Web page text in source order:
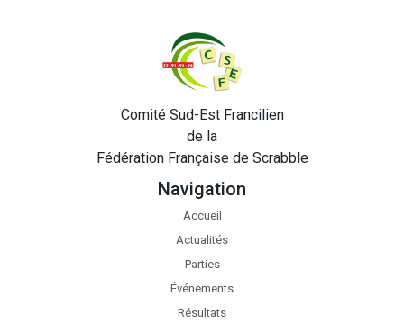
Comité Sud-Est Francilien
de la
Fédération Française de Scrabble
Navigation
Accueil
Actualités
Parties
Événements
Résultats